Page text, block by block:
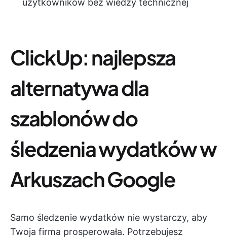
użytkowników bez wiedzy technicznej
ClickUp: najlepsza
alternatywa dla
szablonów do
śledzenia wydatków w
Arkuszach Google
Samo śledzenie wydatków nie wystarczy, aby
Twoja firma prosperowała. Potrzebujesz